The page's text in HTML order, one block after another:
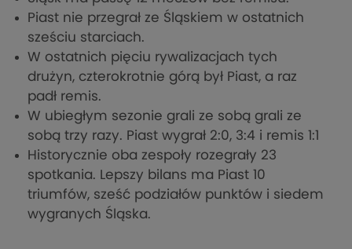
Piast nie przegrał ze Śląskiem w ostatnich
sześciu starciach.
W ostatnich pięciu rywalizacjach tych
drużyn, czterokrotnie górą był Piast, a raz
padł remis.
W ubiegłym sezonie grali ze sobą grali ze
sobą trzy razy. Piast wygrał 2:0, 3:4 i remis 1:1
Historycznie oba zespoły rozegrały 23
spotkania. Lepszy bilans ma Piast 10
triumfów, sześć podziałów punktów i siedem
wygranych Śląska.